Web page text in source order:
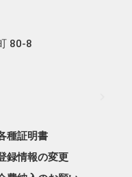
80-8
種証明書
録情報の変更